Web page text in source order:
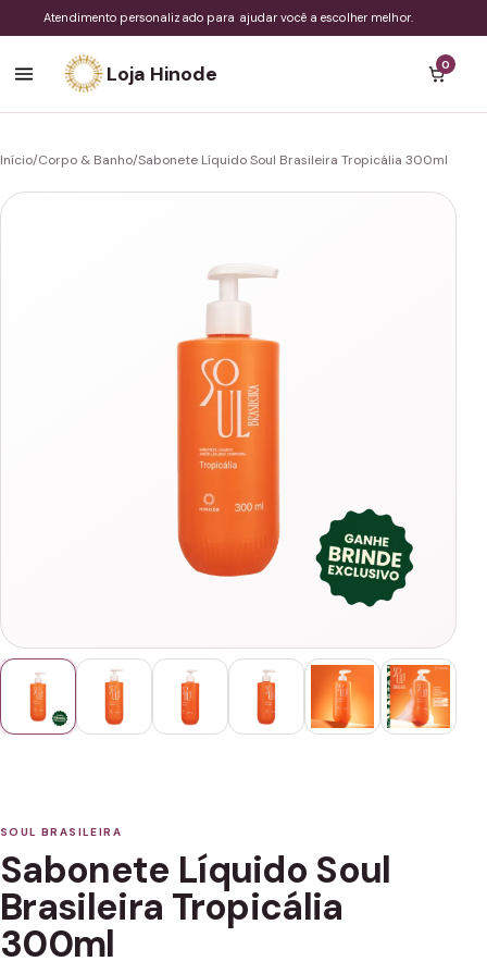
Atendimento personalizado para ajudar você a escolher melhor.
Loja Hinode 0
Início/Corpo & Banho/Sabonete Líquido Soul Brasileira Tropicália 300ml
SOUL BRASILEIRA
Sabonete Líquido Soul
Brasileira Tropicália
300ml